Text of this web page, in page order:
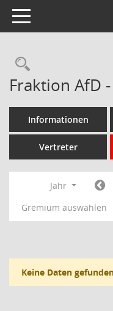
Toggle navigation
Fraktion AfD
Informationen
Vertreter
Jahr
Gremium auswählen
Keine Daten